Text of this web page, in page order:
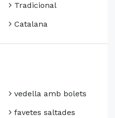
Tradicional
Catalana
vedella amb bolets
favetes saltades